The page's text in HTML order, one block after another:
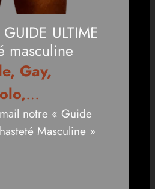
ULTIME
masculine
Gay,
…
notre « Guide
Masculine »